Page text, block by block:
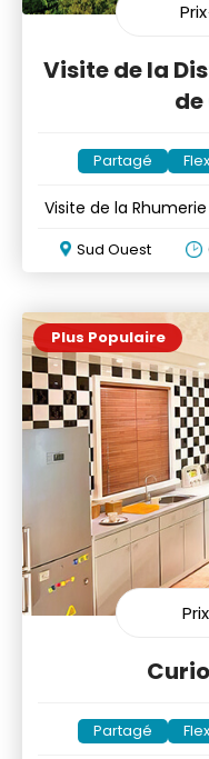
Prix
Visite de la
Partagé
Visite de la
Sud Ouest
Plus Populaire
Prix
Partagé